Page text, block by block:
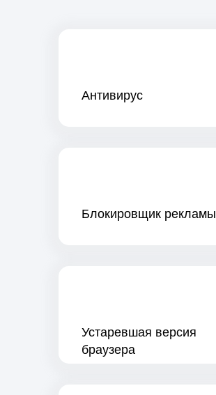
Антивирус
Блокировщик рекламы
Устаревшая версия
браузера